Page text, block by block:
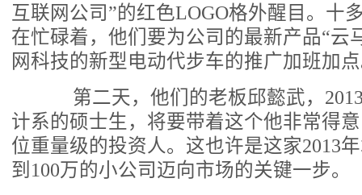
互联网公司”的红色LOGO格外醒目。十
在忙碌着，他们要为公司的最新产品“
网科技的新型电动代步车的推广加班加
第二天，他们的老板邱懿武，
计系的硕士生，将要带着这个他非常得
位重量级的投资人。这也许是这家2013
到100万的小公司迈向市场的关键一步。